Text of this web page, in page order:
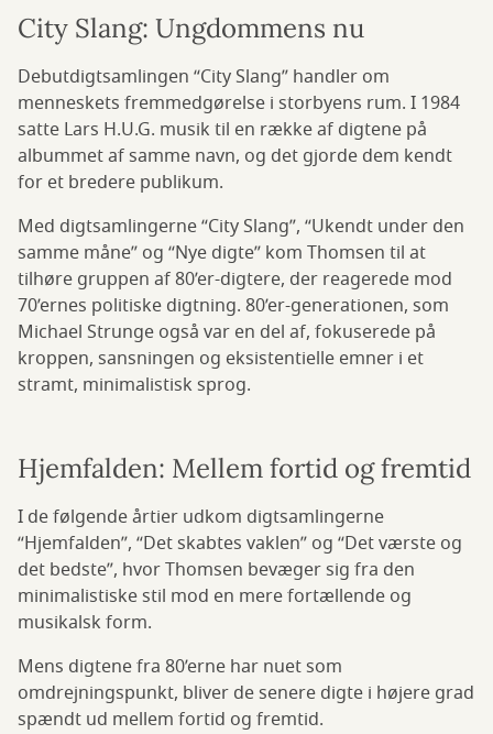
City Slang: Ungdommens nu
Debutdigtsamlingen “City Slang” handler om
menneskets fremmedgørelse i storbyens rum. I 1984
satte Lars H.U.G. musik til en række af digtene på
albummet af samme navn, og det gjorde dem kendt
for et bredere publikum.
Med digtsamlingerne “City Slang”, “Ukendt under den
samme måne” og “Nye digte” kom Thomsen til at
tilhøre gruppen af 80’er-digtere, der reagerede mod
70’ernes politiske digtning. 80’er-generationen, som
Michael Strunge også var en del af, fokuserede på
kroppen, sansningen og eksistentielle emner i et
stramt, minimalistisk sprog.
Hjemfalden: Mellem fortid og fremtid
I de følgende årtier udkom digtsamlingerne
“Hjemfalden”, “Det skabtes vaklen” og “Det værste og
det bedste”, hvor Thomsen bevæger sig fra den
minimalistiske stil mod en mere fortællende og
musikalsk form.
Mens digtene fra 80’erne har nuet som
omdrejningspunkt, bliver de senere digte i højere grad
spændt ud mellem fortid og fremtid.